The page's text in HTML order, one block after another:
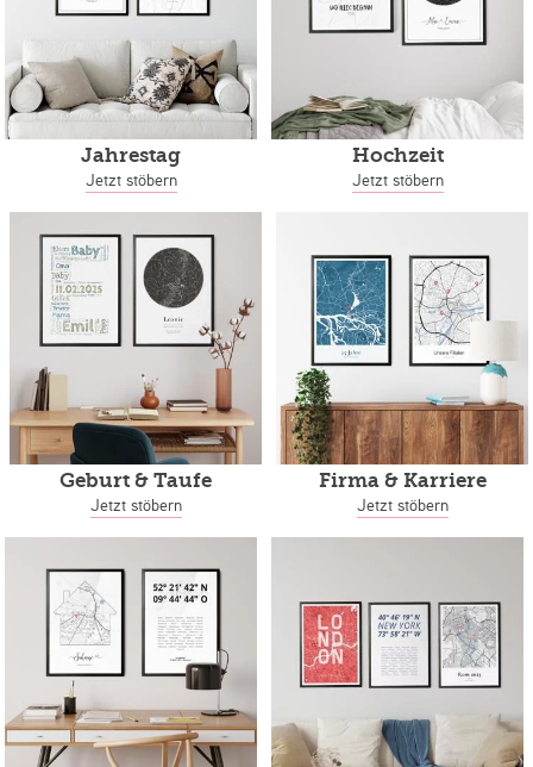
Jahrestag
Jetzt stöbern
Hochzeit
Jetzt stöbern
Geburt & Taufe
Jetzt stöbern
Firma & Karriere
Jetzt stöbern